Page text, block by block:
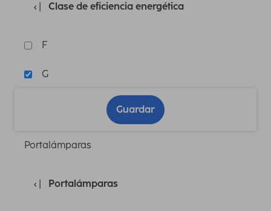
Clase de eficiencia energética
F
G
Guardar
Portalámparas
Portalámparas